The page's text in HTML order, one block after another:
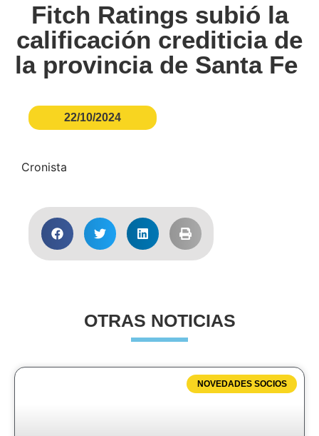
Fitch Ratings subió la
calificación crediticia de
la provincia de Santa Fe
22/10/2024
Cronista
OTRAS NOTICIAS
NOVEDADES SOCIOS